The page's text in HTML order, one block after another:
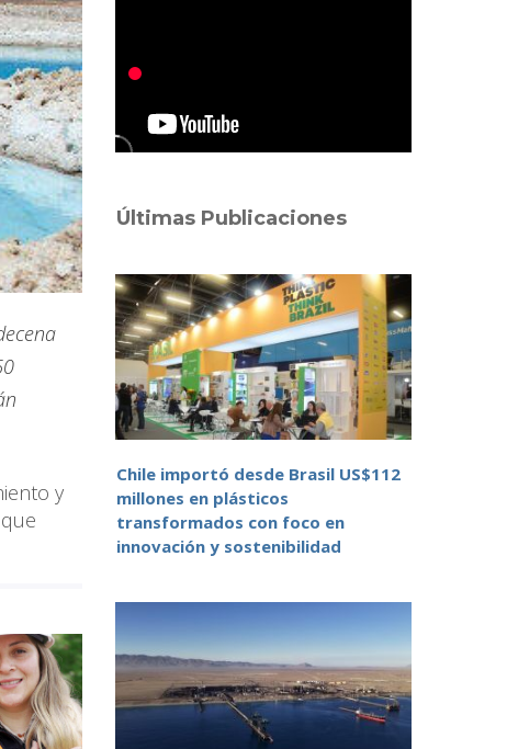
y
Últimas Publicaciones
Chile importó desde Brasil US$112
millones en plásticos
transformados con foco en
innovación y sostenibilidad